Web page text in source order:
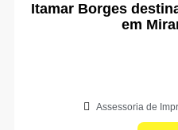
Itamar Borges
em
Assessoria de